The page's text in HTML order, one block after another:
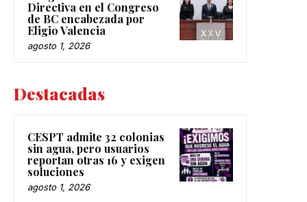
Directiva en el Congreso
de BC encabezada por
Eligio Valencia
agosto 1, 2026
Destacadas
CESPT admite 32 colonias
sin agua, pero usuarios
reportan otras 16 y exigen
soluciones
agosto 1, 2026